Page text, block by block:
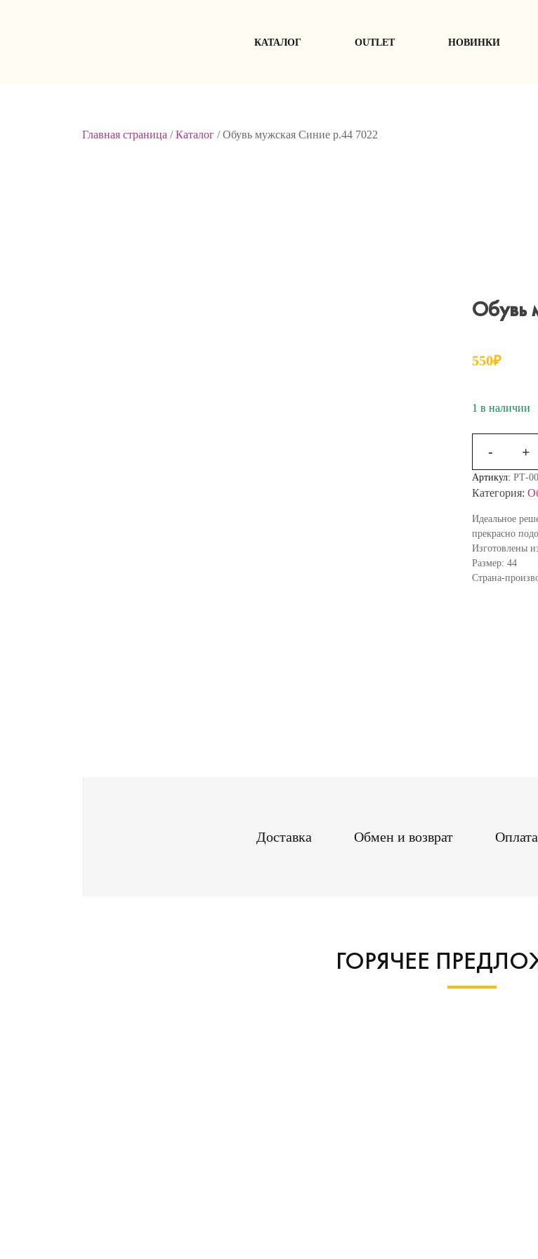
КАТАЛОГ ОUTLET НОВИНКИ
Главная страница /Каталог /Обувь мужская Синие р.44 7022
Обувь
550₽
1 в наличии
-
товара
Обувь
Синие
р.44
7022
+
Артикул: РТ-
Категория:
Идеальное
прекрасно
Изготовлены
Размер: 44
Страна-
Доставка Обмен и возврат Оплата
ГОРЯЧЕЕ